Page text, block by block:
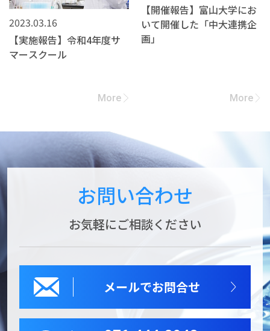
2023.03.16
【実施報告】令和4年度サ
マースクール
More
【開催報告】富山大学にお
いて開催した「中大連携企
画」
More
お問い合わせ
お気軽にご相談ください
メールでお問合せ